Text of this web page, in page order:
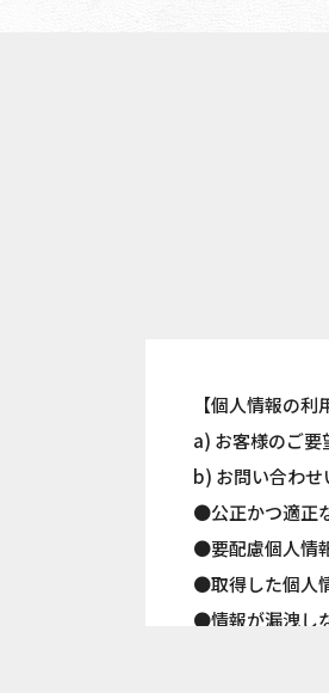
【個人情報の利
a) お客様のご要
b) お問い合わせ
●公正かつ適正
●要配慮個人情
●取得した個人
●情報が漏洩し